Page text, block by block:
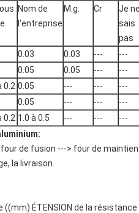
Nom de
l'entreprise
M.g. Cr
Je ne
sais
pas
0.03 0.03 --- ---
0.05 0.05 --- ---
0.2 0.05 --- --- ---
0.05 --- --- ---
0.2 1.0 à 0.5 --- --- ---
de fusion ---> four de
la livraison.
ÉTENSION de la